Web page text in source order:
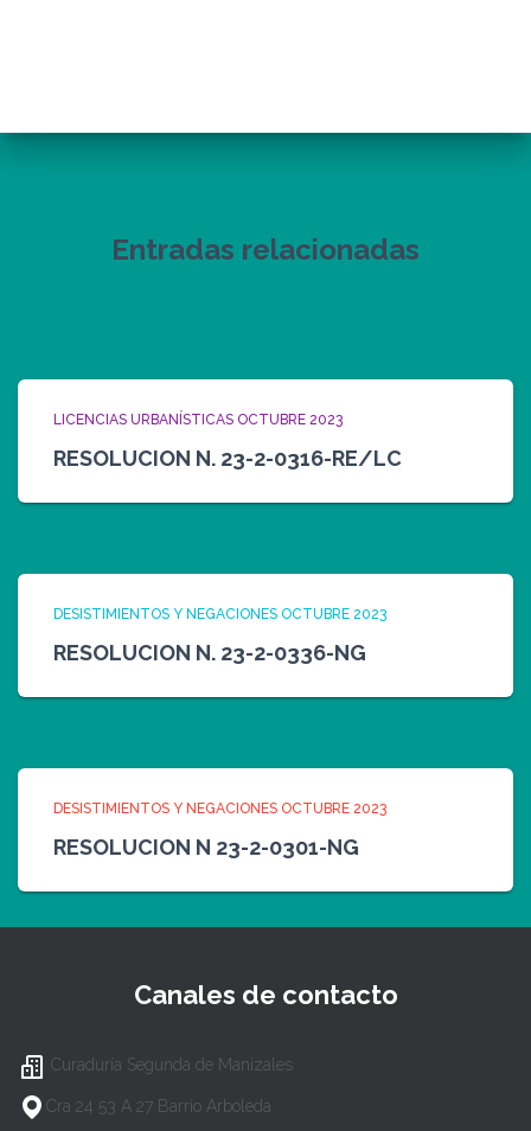
Entradas relacionadas
LICENCIAS URBANÍSTICAS OCTUBRE 2023
RESOLUCION N. 23-2-0316-RE/LC
DESISTIMIENTOS Y NEGACIONES OCTUBRE 2023
RESOLUCION N. 23-2-0336-NG
DESISTIMIENTOS Y NEGACIONES OCTUBRE 2023
RESOLUCION N 23-2-0301-NG
Canales de contacto
Curaduría Segunda de Manizales
Cra 24 53 A 27 Barrio Arboleda